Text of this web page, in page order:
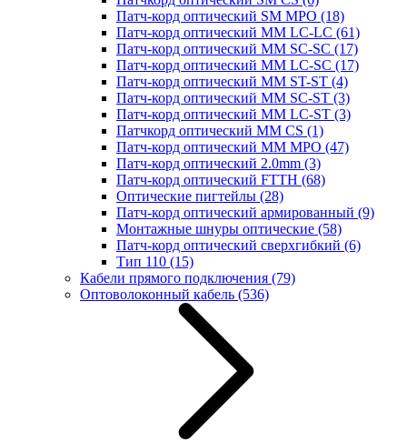
Патч-корд оптический SM MPO (18)
Патч-корд оптический MM LC-LC (61)
Патч-корд оптический MM SC-SC (17)
Патч-корд оптический MM LC-SC (17)
Патч-корд оптический MM ST-ST (4)
Патч-корд оптический MM SC-ST (3)
Патч-корд оптический MM LC-ST (3)
Патчкорд оптический MM CS (1)
Патч-корд оптический MM MPO (47)
Патч-корд оптический 2.0mm (3)
Патч-корд оптический FTTH (68)
Оптические пигтейлы (28)
Патч-корд оптический армированный (9)
Монтажные шнуры оптические (58)
Патч-корд оптический сверхгибкий (6)
Тип 110 (15)
Кабели прямого подключения (79)
Оптоволоконный кабель (536)